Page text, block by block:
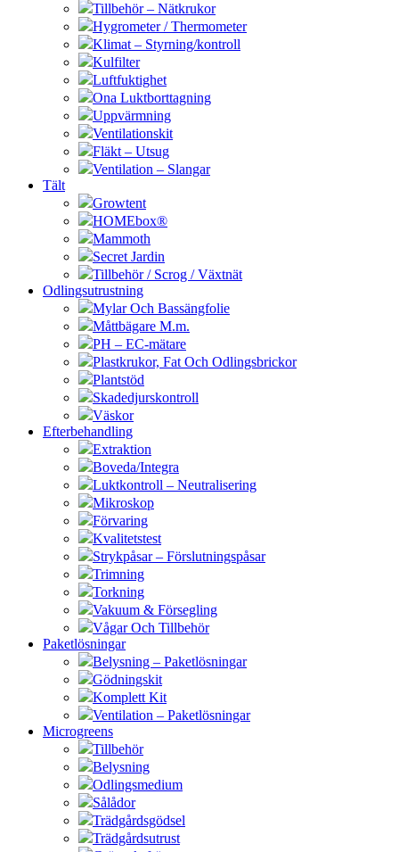
Tillbehör – Nätkrukor
Hygrometer / Thermometer
Klimat – Styrning/kontroll
Kulfilter
Luftfuktighet
Ona Luktborttagning
Uppvärmning
Ventilationskit
Fläkt – Utsug
Ventilation – Slangar
Tält
Growtent
HOMEbox®
Mammoth
Secret Jardin
Tillbehör / Scrog / Växtnät
Odlingsutrustning
Mylar Och Bassängfolie
Måttbägare M.m.
PH – EC-mätare
Plastkrukor, Fat Och Odlingsbrickor
Plantstöd
Skadedjurskontroll
Väskor
Efterbehandling
Extraktion
Boveda/Integra
Luktkontroll – Neutralisering
Mikroskop
Förvaring
Kvalitetstest
Strykpåsar – Förslutningspåsar
Trimning
Torkning
Vakuum & Försegling
Vågar Och Tillbehör
Paketlösningar
Belysning – Paketlösningar
Gödningskit
Komplett Kit
Ventilation – Paketlösningar
Microgreens
Tillbehör
Belysning
Odlingsmedium
Sålådor
Trädgårdsgödsel
Trädgårdsutrust